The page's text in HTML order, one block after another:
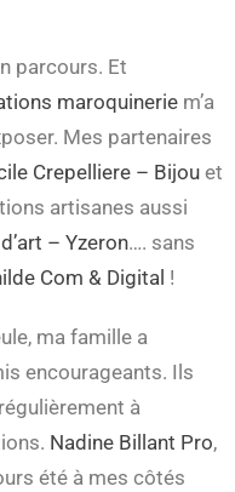
parcours. Et
maroquinerie m’a
Mes partenaires
Crepelliere – Bijou et
artisanes aussi
– Yzeron…. sans
Com & Digital !
ma famille a
encourageants. Ils
à
Nadine Billant Pro,
été à mes côtés